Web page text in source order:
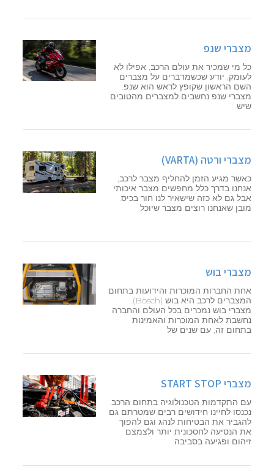
מצברי שנפ
כל מי שמכיר את עולם הרכב, אפילו לא
לעומק, יודע שכשמדברים על מצברים
השם הראשון שקופץ לראש הוא שנפ.
מצברי שנפ נחשבים למצברים מהטובים
שיש
מצברי ורטה (VARTA)
כאשר מגיע הזמן להחליף מצבר לרכב,
אנחנו בדרך כלל מחפשים מצבר איכותי
אבל גם לא כזה שישאיר לנו חור בכיס.
מובן שאנחנו רוצים מצבר שיוכל
מצברי בוש
אחת החברות המוכרות והידועות בתחום
המצברים לרכב היא בוש (Bosch).
מצברי בוש נמכרים בכל העולם והחברה
נחשבת לאחת המוכרות והאמינות
בתחום זה, עם שנים של
מצברי START STOP
עם התקדמות הטכנולוגיה בתחום הרכב
נכנסו לחיינו חידושים רבים שמטרתם גם
להגביר את הבטיחות לנהג וגם להפוך
את הנסיעה לחסכונית יותר ולצמצם
זיהום ופגיעה בסביבה.